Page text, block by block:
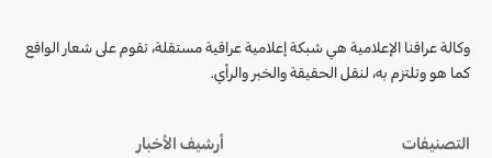
وكالة عراقنا الإعلامية هي شبكة إعلامية عراقية مستقلة، تقوم على شعار الواقع
كما هو وتلتزم به، لنقل الحقيقة والخبر والرأي.
التصنيفات أرشيف الأخبار